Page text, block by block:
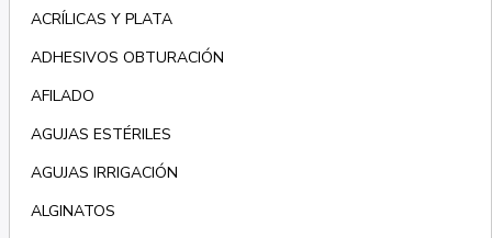
ACRÍLICAS Y PLATA
ADHESIVOS OBTURACIÓN
AFILADO
AGUJAS ESTÉRILES
AGUJAS IRRIGACIÓN
ALGINATOS